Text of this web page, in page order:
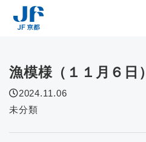
漁模様（１１月６日）
2024.11.06
未分類